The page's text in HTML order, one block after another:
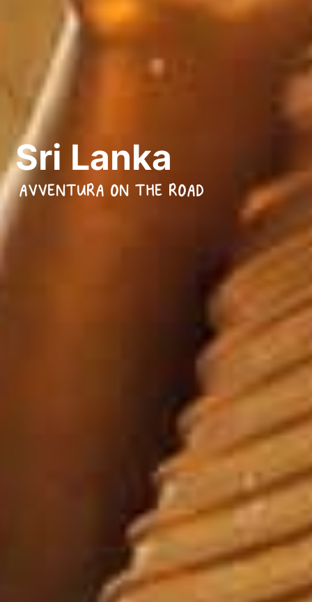
Sri Lanka
AVVENTURA ON THE ROAD